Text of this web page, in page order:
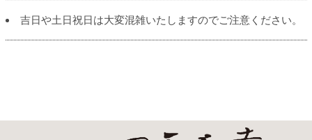
吉日や土日祝日は大変混雑いたしますのでご注意ください。